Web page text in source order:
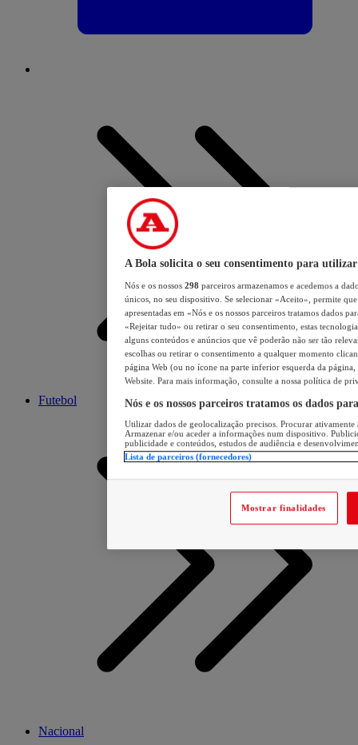
Futebol
Nacional
A Bola solicita o seu consentimento para utilizar
Nós e os nossos 298 parceiros armazenamos e acedemos a
únicos, no seu dispositivo. Se selecionar «Aceito», permite
apresentadas em «Nós e os nossos parceiros tratamos dados
«Rejeitar tudo» ou retirar o seu consentimento, estas
alguns conteúdos e anúncios que vê poderão não ser tão
escolhas ou retirar o consentimento a qualquer momento
página Web (ou no ícone na parte inferior esquerda da página,
Website. Para mais informação, consulte a nossa política de
Nós e os nossos parceiros tratamos os dados
Utilizar dados de geolocalização precisos. Procurar
Armazenar e/ou aceder a informações num dispositivo.
publicidade e conteúdos, estudos de audiência e
Lista de parceiros (fornecedores)
Mostrar finalidades